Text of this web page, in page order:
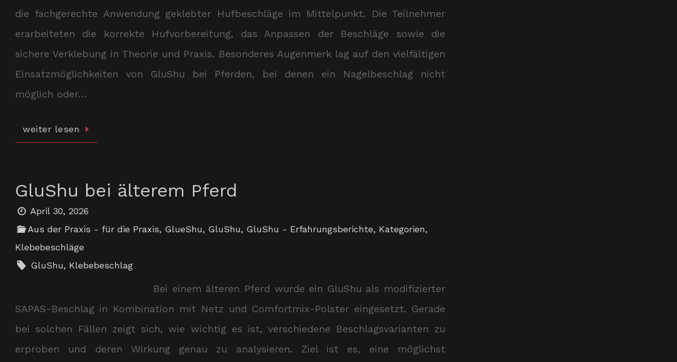
die fachgerechte Anwendung geklebter Hufbeschläge im Mittelpunkt. Die Teilnehmer
erarbeiteten die korrekte Hufvorbereitung, das Anpassen der Beschläge sowie die
sichere Verklebung in Theorie und Praxis. Besonderes Augenmerk lag auf den vielfältigen
Einsatzmöglichkeiten von GluShu bei Pferden, bei denen ein Nagelbeschlag nicht
möglich oder…
weiter lesen
GluShu bei älterem Pferd
April 30, 2026
Aus der Praxis - für die Praxis, GlueShu, GluShu, GluShu - Erfahrungsberichte, Kategorien,
Klebebeschläge
GluShu, Klebebeschlag
Bei einem älteren Pferd wurde ein GluShu als modifizierter
SAPAS-Beschlag in Kombination mit Netz und Comfortmix-Polster eingesetzt. Gerade
bei solchen Fällen zeigt sich, wie wichtig es ist, verschiedene Beschlagsvarianten zu
erproben und deren Wirkung genau zu analysieren. Ziel ist es, eine möglichst